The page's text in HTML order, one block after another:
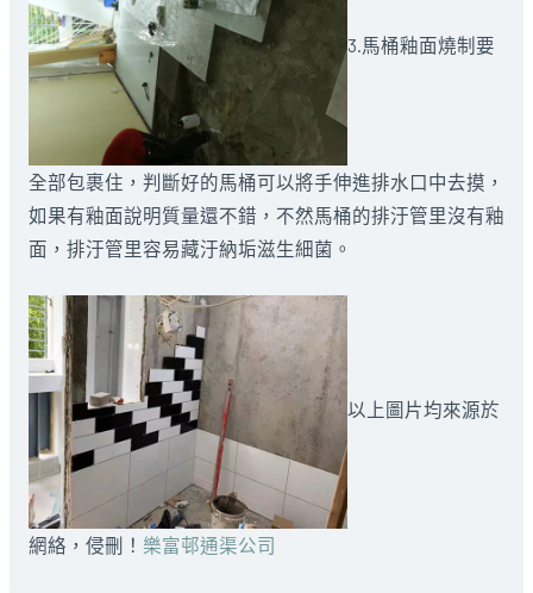
3.馬桶釉面燒制要
全部包裹住，判斷好的馬桶可以將手伸進排水口中去摸，
如果有釉面說明質量還不錯，不然馬桶的排汙管里沒有釉
面，排汙管里容易藏汙納垢滋生細菌。
以上圖片均來源於
網絡，侵刪！ 樂富邨通渠公司